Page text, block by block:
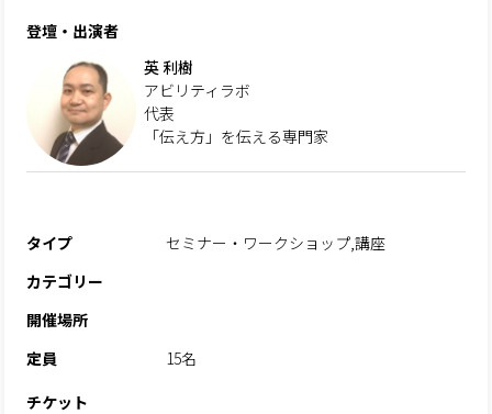
登壇・出演者
英 利樹
アビリティラボ
代表
「伝え方」を伝える専門家
タイプ
セミナー・ワークショップ,講座
カテゴリー
開催場所
定員
15名
チケット